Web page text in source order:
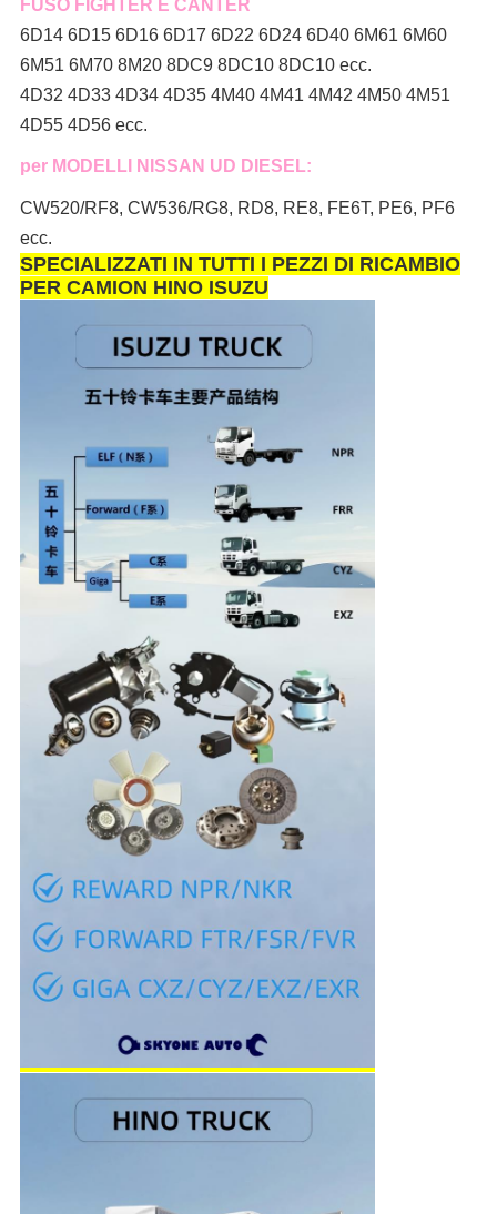
FUSO FIGHTER E CANTER
6D14 6D15 6D16 6D17 6D22 6D24 6D40 6M61 6M60
6M51 6M70 8M20 8DC9 8DC10 8DC10 ecc.
4D32 4D33 4D34 4D35 4M40 4M41 4M42 4M50 4M51
4D55 4D56 ecc.
per MODELLI NISSAN UD DIESEL:
CW520/RF8, CW536/RG8, RD8, RE8, FE6T, PE6, PF6
ecc.
SPECIALIZZATI IN TUTTI I PEZZI DI RICAMBIO
PER CAMION HINO ISUZU